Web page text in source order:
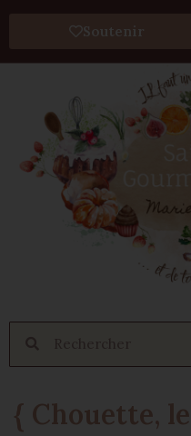
Soutenir
{ Chouette,